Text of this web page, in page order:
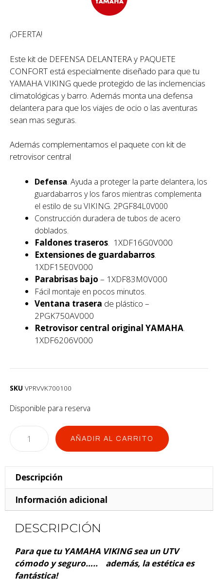
¡OFERTA!
Este kit de DEFENSA DELANTERA y PAQUETE
CONFORT está especialmente diseñado para que tu
YAMAHA VIKING quede protegido de las inclemencias
climatológicas y barro. Además monta una defensa
delantera para que los viajes de ocio o las aventuras
sean mas seguras.
Además complementamos el paquete con kit de
retrovisor central
Defensa. Ayuda a proteger la parte delantera, los
guardabarros y los faros mientras complementa
el estilo de su VIKING. 2PGF84L0V000
Construcción duradera de tubos de acero
doblados.
Faldones traseros. 1XDF16G0V000
Extensiones de guardabarros.
1XDF15E0V000
Parabrisas bajo – 1XDF83M0V000
Fácil montaje en pocos minutos.
Ventana trasera de plástico –
2PGK750AV000
Retrovisor central original YAMAHA.
1XDF6206V000
SKU VPRVVK700100
Disponible para reserva
AÑADIR AL CARRITO
Descripción
Información adicional
DESCRIPCIÓN
Para que tu YAMAHA VIKING sea un UTV
cómodo y seguro….. además, la estética es
fantástica!